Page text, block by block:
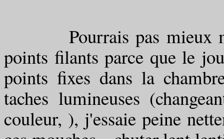
Pourrais pas mieux
points filants parce que le
points fixes dans la
taches lumineuses
couleur, ), j'essaie peine